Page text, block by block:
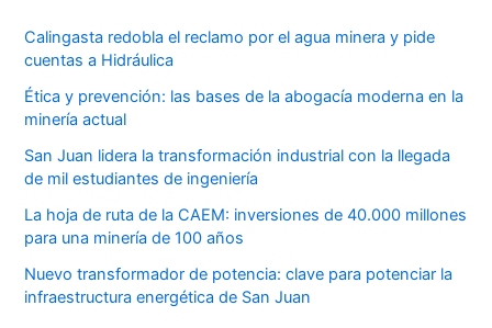
Calingasta redobla el reclamo por el agua minera y pide
cuentas a Hidráulica
Ética y prevención: las bases de la abogacía moderna en la
minería actual
San Juan lidera la transformación industrial con la llegada
de mil estudiantes de ingeniería
La hoja de ruta de la CAEM: inversiones de 40.000 millones
para una minería de 100 años
Nuevo transformador de potencia: clave para potenciar la
infraestructura energética de San Juan